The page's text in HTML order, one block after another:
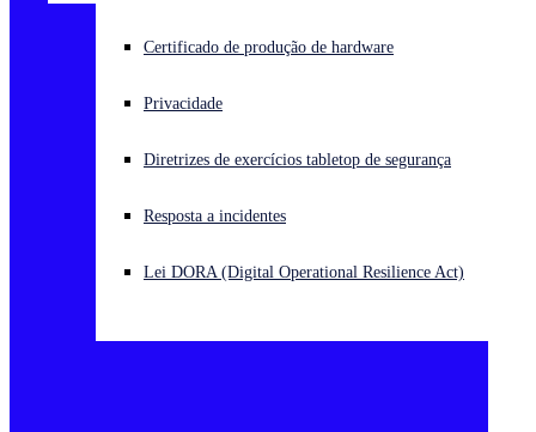
Enfrentando um ataque cibernético? Obtenha ajuda imediata
Português (Brasil) Open language switcher
Certificado de produção de hardware
Privacidade
Diretrizes de exercícios tabletop de segurança
Resposta a incidentes
Lei DORA (Digital Operational Resilience Act)